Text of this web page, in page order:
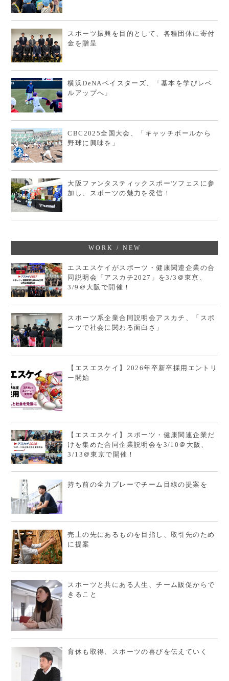
スポーツ振興を目的として、各種団体に寄付
金を贈呈
横浜DeNAベイスターズ、「基本を学びレベ
ルアップへ」
CBC2025全国大会、「キャッチボールから
野球に興味を」
大阪ファンタスティックスポーツフェスに参
加し、スポーツの魅力を発信！
WORK / NEW
エスエスケイがスポーツ・健康関連企業の合
同説明会「アスカチ2027」を3/3＠東京、
3/9＠大阪で開催！
スポーツ系企業合同説明会アスカチ、「スポ
ーツで社会に関わる面白さ」
【エスエスケイ】2026年卒新卒採用エントリ
ー開始
【エスエスケイ】スポーツ・健康関連企業だ
けを集めた合同企業説明会を3/10＠大阪、
3/13＠東京で開催！
持ち前の全力プレーでチーム目線の提案を
売上の先にあるものを目指し、取引先のため
に提案
スポーツと共にある人生、チーム販促からで
きること
育休も取得、スポーツの喜びを伝えていく